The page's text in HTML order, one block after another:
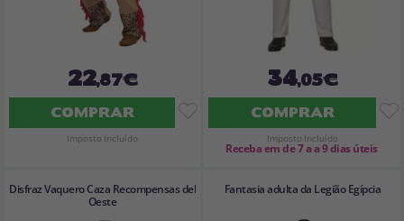
22,87€
COMPRAR
Imposto Incluído
34,05€
COMPRAR
Imposto Incluído
Receba em de 7 a a 9 dias úteis
Disfraz Vaquero Caza Recompensas del
Oeste
Fantasia adulta da Legião Egípcia